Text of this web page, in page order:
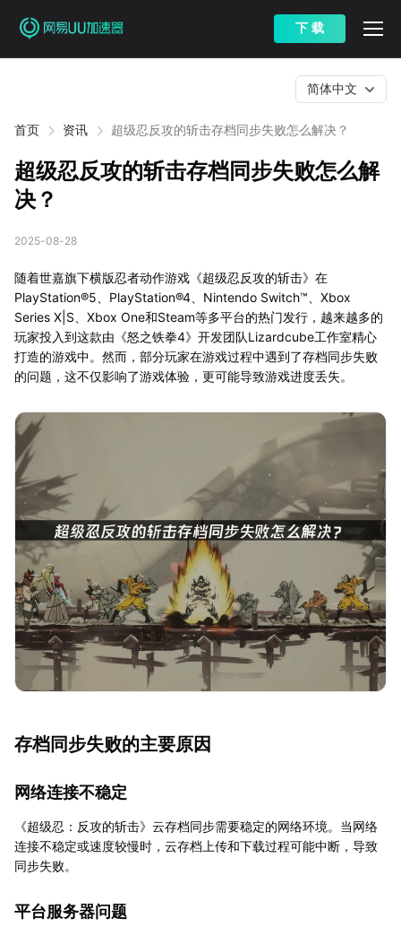
下 载
首页 资讯 超级忍反攻的斩击存档同步失败怎么解决？
简体中文
超级忍反攻的斩击存档同步失败怎么解
决？
2025-08-28
随着世嘉旗下横版忍者动作游戏《超级忍反攻的斩击》在
PlayStation®5、PlayStation®4、Nintendo Switch™、Xbox
Series X|S、Xbox One和Steam等多平台的热门发行，越来越多的
玩家投入到这款由《怒之铁拳4》开发团队Lizardcube工作室精心
打造的游戏中。然而，部分玩家在游戏过程中遇到了存档同步失败
的问题，这不仅影响了游戏体验，更可能导致游戏进度丢失。
存档同步失败的主要原因
网络连接不稳定
《超级忍：反攻的斩击》云存档同步需要稳定的网络环境。当网络
连接不稳定或速度较慢时，云存档上传和下载过程可能中断，导致
同步失败。
平台服务器问题